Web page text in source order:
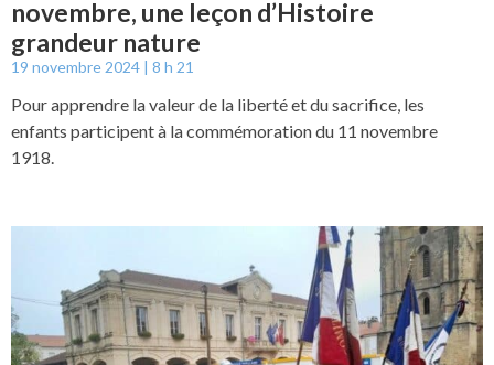
novembre, une leçon d’Histoire
grandeur nature
19 novembre 2024 8 h 21
Pour apprendre la valeur de la liberté et du sacrifice, les
enfants participent à la commémoration du 11 novembre
1918.